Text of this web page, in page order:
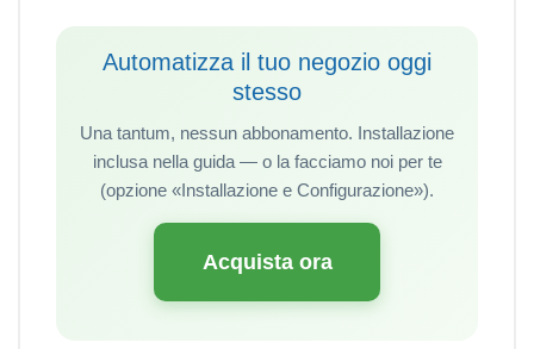
Automatizza il tuo negozio oggi
stesso
Una tantum, nessun abbonamento. Installazione
inclusa nella guida — o la facciamo noi per te
(opzione «Installazione e Configurazione»).
Acquista ora